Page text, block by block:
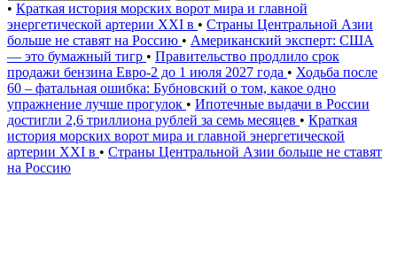
• Краткая история морских ворот мира и главной
энергетической артерии XXI в • Страны Центральной Азии
больше не ставят на Россию • Американский эксперт: США
— это бумажный тигр • Правительство продлило срок
продажи бензина Евро-2 до 1 июля 2027 года • Ходьба после
60 – фатальная ошибка: Бубновский о том, какое одно
упражнение лучше прогулок • Ипотечные выдачи в России
достигли 2,6 триллиона рублей за семь месяцев • Краткая
история морских ворот мира и главной энергетической
артерии XXI в • Страны Центральной Азии больше не ставят
на Россию